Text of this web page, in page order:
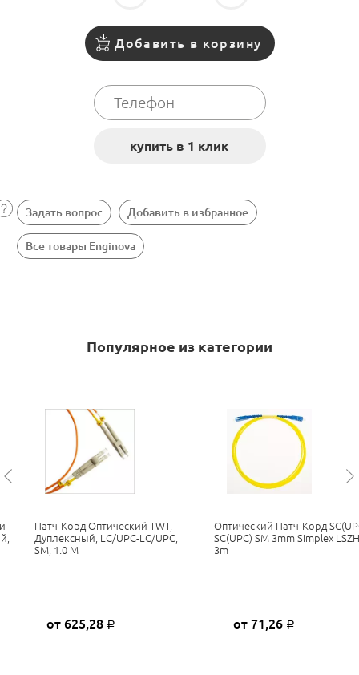
Добавить в корзину
Задать вопрос Добавить в избранное
Все товары Enginova
Популярное из категории
Патч-Корд Оптический TWT,
Дуплексный, LC/UPC-LC/UPC,
SM, 1.0 М
от 625,28 Р
Оптический Патч-Корд
SC(UPC) SM 3mm Simplex LSZH
3m
от 71,26 Р